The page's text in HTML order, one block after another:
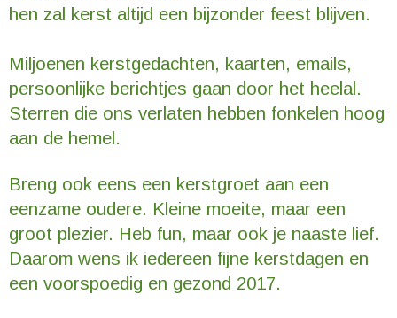
hen zal kerst altijd een bijzonder feest blijven.
Miljoenen kerstgedachten, kaarten, emails,
persoonlijke berichtjes gaan door het heelal.
Sterren die ons verlaten hebben fonkelen hoog
aan de hemel.
Breng ook eens een kerstgroet aan een
eenzame oudere. Kleine moeite, maar een
groot plezier. Heb fun, maar ook je naaste lief.
Daarom wens ik iedereen fijne kerstdagen en
een voorspoedig en gezond 2017.